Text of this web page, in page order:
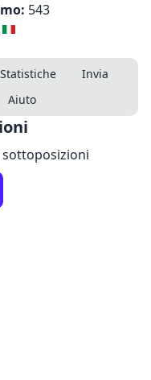
543
Statistiche
Invia
Aiuto
sottoposizioni